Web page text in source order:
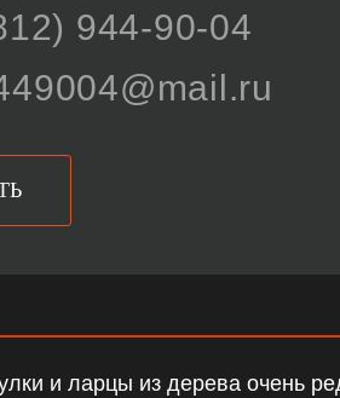
944-90-04
и ларцы из дерева очень